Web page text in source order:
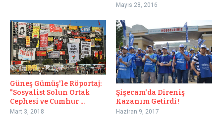
Mayıs 28, 2016
Güneş Gümüş'le Röportaj:
"Sosyalist Solun Ortak
Cephesi ve Cumhur ...
Mart 3, 2018
Şişecam'da Direniş
Kazanım Getirdi!
Haziran 9, 2017